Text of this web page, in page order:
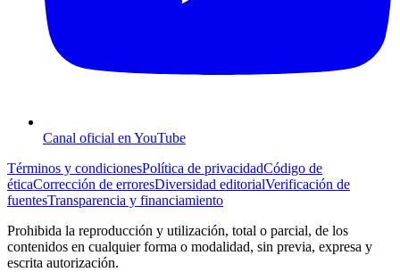
Canal oficial en YouTube
Términos y condicionesPolítica de privacidadCódigo de
éticaCorrección de erroresDiversidad editorialVerificación de
fuentesTransparencia y financiamiento
Prohibida la reproducción y utilización, total o parcial, de los
contenidos en cualquier forma o modalidad, sin previa, expresa y
escrita autorización.